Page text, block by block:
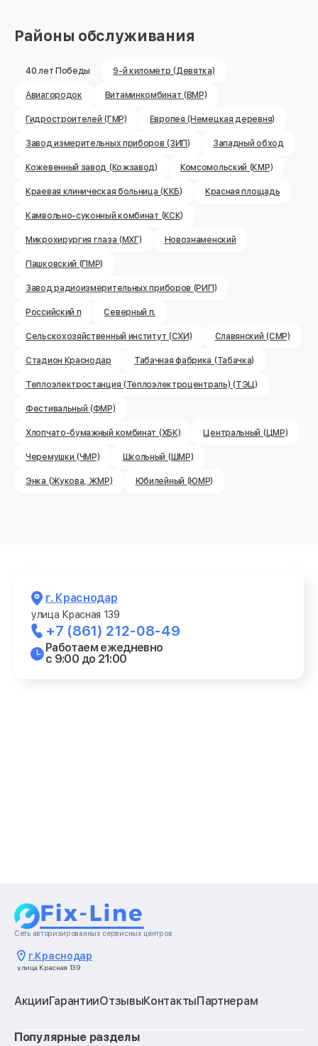
Районы обслуживания
40 лет Победы 9-й километр (Девятка)
Авиагородок Витаминкомбинат (ВМР)
Гидростроителей (ГМР) Европея (Немецкая деревня)
Завод измерительных приборов (ЗИП) Западный обход
Кожевенный завод (Кожзавод) Комсомольский (КМР)
Краевая клиническая больница (ККБ) Красная площадь
Камвольно-суконный комбинат (КСК)
Микрохирургия глаза (МХГ) Новознаменский
Пашковский (ПМР)
Завод радиоизмерительных приборов (РИП)
Российский п Северный п.
Сельскохозяйственный институт (СХИ) Славянский (СМР)
Стадион Краснодар Табачная фабрика (Табачка)
Теплоэлектростанция (Теплоэлектроцентраль) (ТЭЦ)
Фестивальный (ФМР)
Хлопчато-бумажный комбинат (ХБК) Центральный (ЦМР)
Черемушки (ЧМР) Школьный (ШМР)
Энка (Жукова, ЖМР) Юбилейный (ЮМР)
г. Краснодар
улица Красная 139
+7 (861) 212-08-49
Работаем ежедневно
с 9:00 до 21:00
Сеть авторизированных сервисных центров
г.Краснодар
улица Красная 139
АкцииГарантииОтзывыКонтактыПартнерам
Популярные разделы